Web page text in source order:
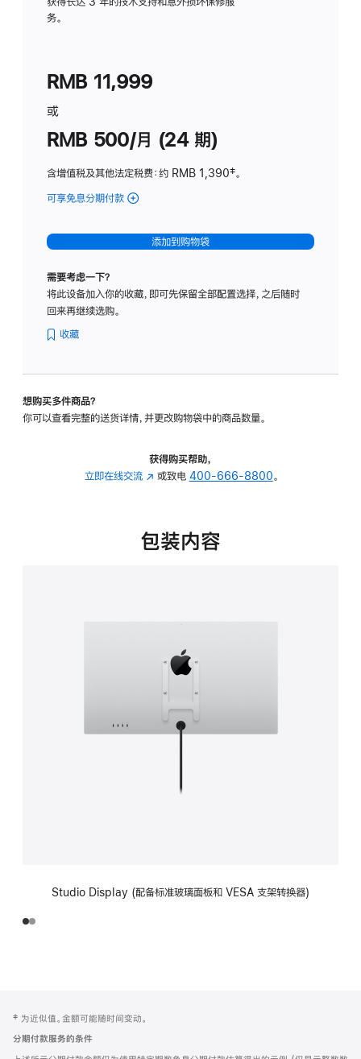
务。
RMB 11,999
或
RMB 500/月 (24 期)
含增值税及其他法定税费：约 RMB 1,390脚
‡。
可享免息分期付款 (Studio
-
标
璃
转
的
添加到购物袋
需要考虑一下？
将此设备加入你的收藏，即可先保留全部配置选择，之后随时
回来再继续选购。
收藏
想购买多件商品？
你可以查看完整的送货详情，并更改购物袋中的商品数量。
获得购买帮助，
立即在线交流 (在
中
或致电 400-666-8800。
包装内容
Studio Display (配备标准玻璃面板和 VESA 支架转换器)
页
页
注
‡ 为近似值。金额可能随时间变动。
分期付款服务的条件